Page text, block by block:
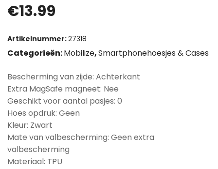
€13.99
Artikelnummer:27318
Categorieën:Mobilize,Smartphonehoesjes & Cases
Bescherming van zijde: Achterkant
Extra MagSafe magneet: Nee
Geschikt voor aantal pasjes: 0
Hoes opdruk: Geen
Kleur: Zwart
Mate van valbescherming: Geen extra
valbescherming
Materiaal: TPU